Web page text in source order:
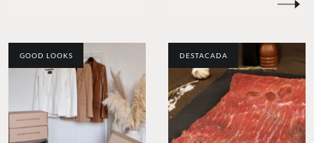
GOOD LOOKS DESTACADA